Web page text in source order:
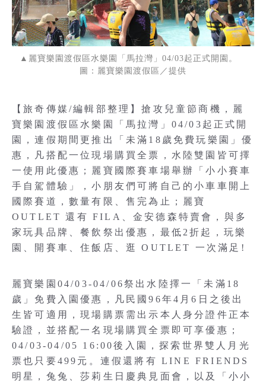
▲麗寶樂園渡假區水樂園「馬拉灣」04/03起正式開園。
圖：麗寶樂園渡假區／提供
【旅奇傳媒/編輯部整理】搶攻兒童節商機，麗
寶樂園渡假區水樂園「馬拉灣」04/03起正式開
園，連假期間更推出「未滿18歲免費玩樂園」優
惠，凡搭配一位現場購買全票，水陸雙園皆可擇
一使用此優惠；麗寶國際賽車場舉辦「小小賽車
手自駕體驗」，小朋友們可將自己的小車車開上
國際賽道，數量有限、售完為止；麗寶
OUTLET 還有 FILA、金安德森特賣會，與多
家玩具品牌、餐飲祭出優惠，最低2折起，玩樂
園、開賽車、住飯店、逛 OUTLET 一次滿足!
麗寶樂園04/03-04/06祭出水陸擇一「未滿18
歲」免費入園優惠，凡民國96年4月6日之後出
生皆可適用，現場購票需出示本人身分證件正本
驗證，並搭配一名現場購買全票即可享優惠；
04/03-04/05 16:00後入園，探索世界雙人月光
票也只要499元。連假還將有 LINE FRIENDS
明星，兔兔、莎莉生日慶典見面會，以及「小小